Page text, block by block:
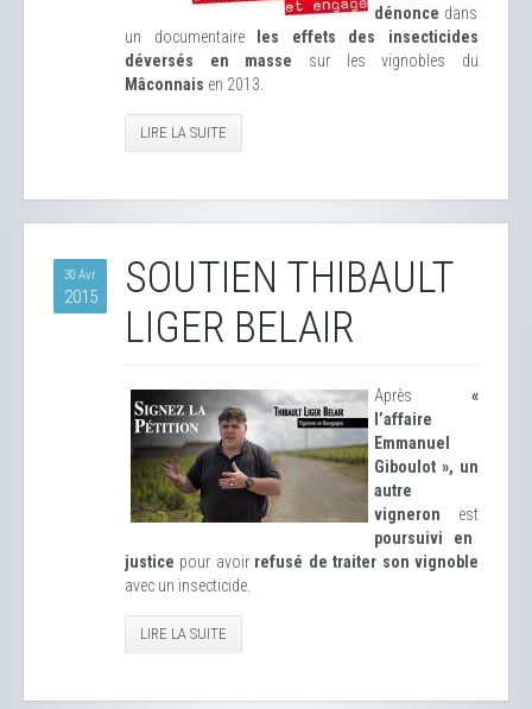
dénonce dans
un documentaireles effets des insecticides
déversés en masse sur les vignobles du
Mâconnais en 2013.
LIRE LA SUITE
30 Avr
2015
SOUTIEN THIBAULT
LIGER BELAIR
Après «
l’affaire
Emmanuel
Giboulot », un
autre
vigneron est
poursuivi en
justice pour avoirrefusé de traiter son vignoble
avec un insecticide.
LIRE LA SUITE